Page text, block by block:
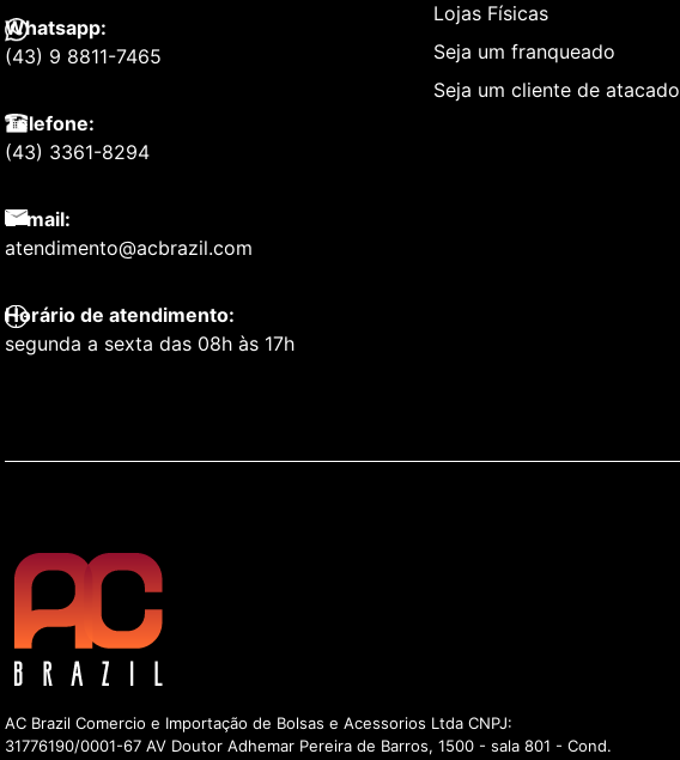
Whatsapp:
(43) 9 8811-7465
Telefone:
(43) 3361-8294
E-mail:
atendimento@acbrazil.com
Horário de atendimento:
segunda a sexta das 08h às 17h
Lojas Físicas
Seja um franqueado
Seja um cliente de atacado
AC Brazil Comercio e Importação de Bolsas e Acessorios Ltda CNPJ:
31776190/0001-67 AV Doutor Adhemar Pereira de Barros, 1500 - sala 801 - Cond.